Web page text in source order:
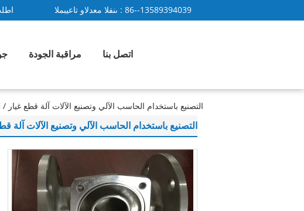
المبيعات والدعم الفنى : 86--13589394039
مراقبة الجودة اتصل بنا
التصنيع باستخدام الحاسب الآلي وتصنيع الآلات آلة قطع
التصنيع باستخدام الحاسب الآلي وتصنيع الآلات آلة